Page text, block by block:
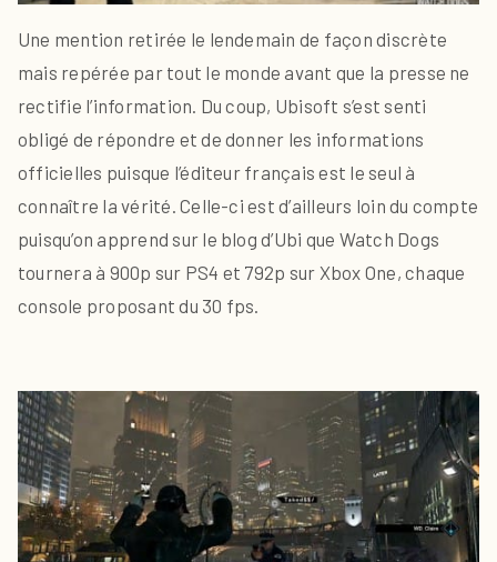
Une mention retirée le lendemain de façon discrète
mais repérée par tout le monde avant que la presse ne
rectifie l’information. Du coup, Ubisoft s’est senti
obligé de répondre et de donner les informations
officielles puisque l’éditeur français est le seul à
connaître la vérité. Celle-ci est d’ailleurs loin du compte
puisqu’on apprend sur le blog d’Ubi que Watch Dogs
tournera à 900p sur PS4 et 792p sur Xbox One, chaque
console proposant du 30 fps.